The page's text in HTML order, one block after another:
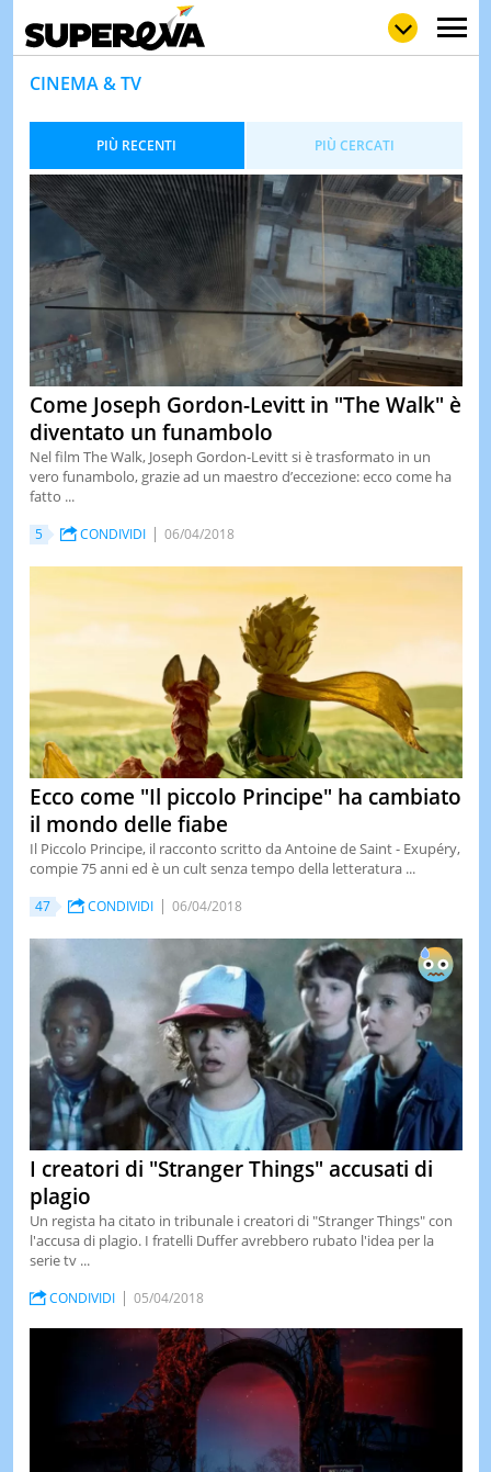
WOW
POP
STORIE
VIDEO
& TV
QUIZ
&
TEST
CINEMA & TV
PIÙ RECENTI PIÙ CERCATI
Come Joseph Gordon-Levitt in "The Walk" è
diventato un funambolo
Nel film The Walk, Joseph Gordon-Levitt si è trasformato in un
vero funambolo, grazie ad un maestro d’eccezione: ecco come ha
fatto ...
5 CONDIVIDI 06/04/2018
Ecco come "Il piccolo Principe" ha cambiato
il mondo delle fiabe
Il Piccolo Principe, il racconto scritto da Antoine de Saint - Exupéry,
compie 75 anni ed è un cult senza tempo della letteratura ...
47 CONDIVIDI 06/04/2018
I creatori di "Stranger Things" accusati di
plagio
Un regista ha citato in tribunale i creatori di "Stranger Things" con
l'accusa di plagio. I fratelli Duffer avrebbero rubato l'idea per la
serie tv ...
CONDIVIDI 05/04/2018